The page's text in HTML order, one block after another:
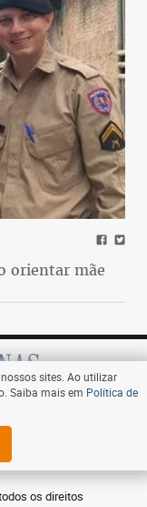
orientar mãe
os direitos
sites. Ao utilizar
Saiba mais em Política de